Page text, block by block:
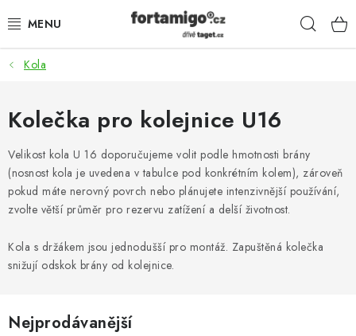
na
SADY - ZVÝHODNĚNÉ
POHONY
SAMONOSNÉ BRÁNY
KOLEJOVÉ BRÁNY
ZÁVĚSNÉ BRÁNY
KONSTRUKČNÍ PROFILY
Kola
Kolečka pro kolejnice U16
Velikost kola U 16 doporučujeme volit podle hmotnosti brány
(nosnost kola je uvedena v tabulce pod konkrétním kolem), zároveň
pokud máte nerovný povrch nebo plánujete intenzivnější používání,
zvolte větší průměr pro rezervu zatížení a delší životnost.
Kola s držákem jsou jednodušší pro montáž. Zapuštěná kolečka
snižují odskok brány od kolejnice.
Nejprodávanější